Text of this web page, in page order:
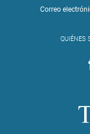
Correo
QUIÉNES